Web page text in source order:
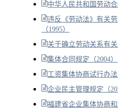
中华人民共和国劳动合
违反《劳动法》有关
（1995）
关于确立劳动关系有关
集体合同规定（2004）
工资集体协商试行办法
企业民主管理规定（
福建省企业集体协商和